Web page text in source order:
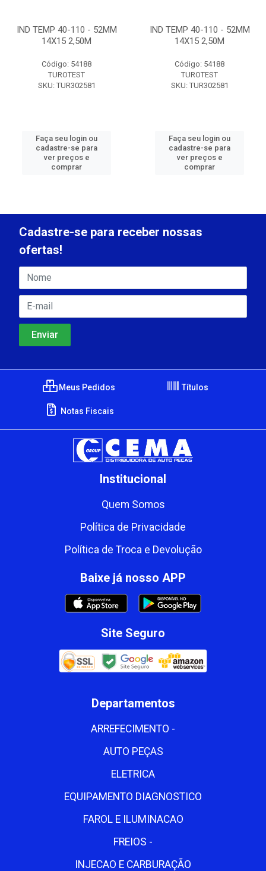
IND TEMP 40-110 - 52MM
14X15 2,50M
Código: 54188
TUROTEST
SKU: TUR302581
Faça seu login ou
cadastre-se para
ver preços e
comprar
IND TEMP 40-110 - 52MM
14X15 2,50M
Código: 54188
TUROTEST
SKU: TUR302581
Faça seu login ou
cadastre-se para
ver preços e
comprar
Cadastre-se para receber nossas
ofertas!
Meus Pedidos Títulos
Notas Fiscais
Institucional
Quem Somos
Política de Privacidade
Política de Troca e Devolução
Baixe já nosso APP
Site Seguro
Departamentos
ARREFECIMENTO -
AUTO PEÇAS
ELETRICA
EQUIPAMENTO DIAGNOSTICO
FAROL E ILUMINACAO
FREIOS -
INJECAO E CARBURAÇÃO